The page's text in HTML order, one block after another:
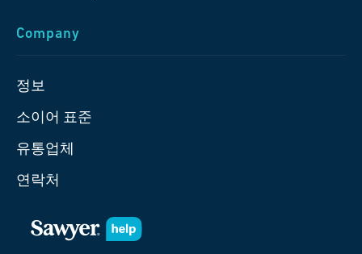
Company
정보
소이어 표준
유통업체
연락처